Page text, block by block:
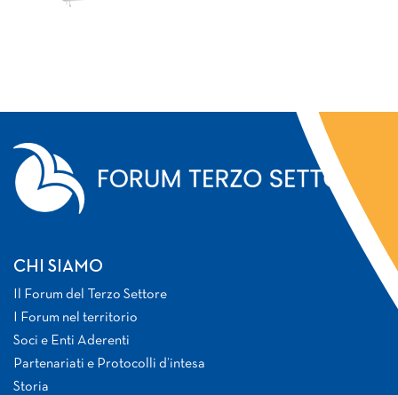
CHI SIAMO
Il Forum del Terzo Settore
I Forum nel territorio
Soci e Enti Aderenti
Partenariati e Protocolli d’intesa
Storia